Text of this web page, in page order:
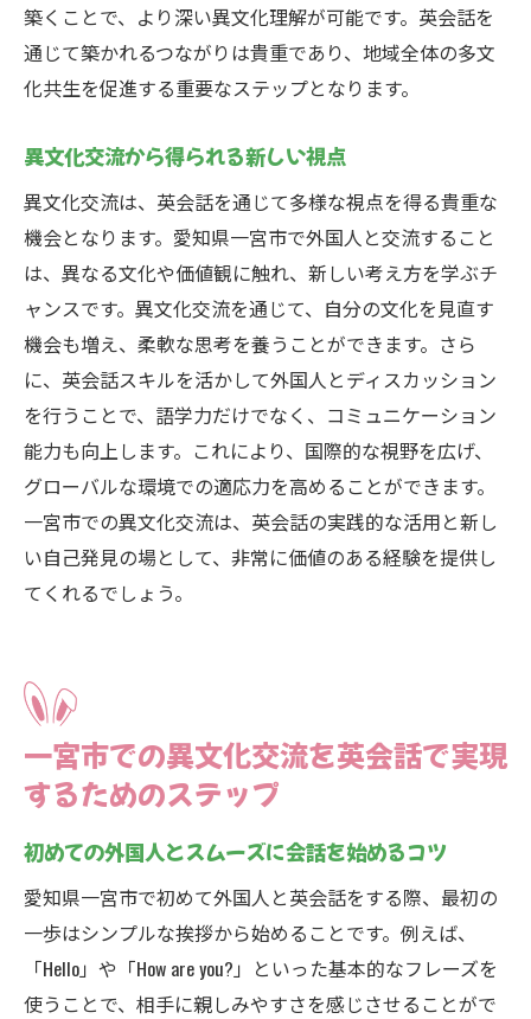
築くことで、より深い異文化理解が可能です。英会話を
通じて築かれるつながりは貴重であり、地域全体の多文
化共生を促進する重要なステップとなります。
異文化交流から得られる新しい視点
異文化交流は、英会話を通じて多様な視点を得る貴重な
機会となります。愛知県一宮市で外国人と交流すること
は、異なる文化や価値観に触れ、新しい考え方を学ぶチ
ャンスです。異文化交流を通じて、自分の文化を見直す
機会も増え、柔軟な思考を養うことができます。さら
に、英会話スキルを活かして外国人とディスカッション
を行うことで、語学力だけでなく、コミュニケーション
能力も向上します。これにより、国際的な視野を広げ、
グローバルな環境での適応力を高めることができます。
一宮市での異文化交流は、英会話の実践的な活用と新し
い自己発見の場として、非常に価値のある経験を提供し
てくれるでしょう。
一宮市での異文化交流を英会話で実現
するためのステップ
初めての外国人とスムーズに会話を始めるコツ
愛知県一宮市で初めて外国人と英会話をする際、最初の
一歩はシンプルな挨拶から始めることです。例えば、
「Hello」や「How are you?」といった基本的なフレーズを
使うことで、相手に親しみやすさを感じさせることがで